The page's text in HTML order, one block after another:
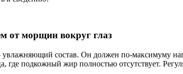
от морщин вокруг глаз
увлажняющий состав. Он должен по-максимуму
где подкожный жир полностью отсутствует.